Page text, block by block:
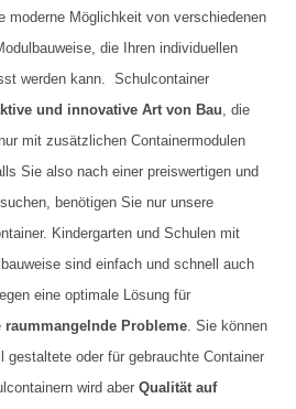
moderne Möglichkeit von verschiedenen
die Ihren individuellen
werden kann. Schulcontainer
und innovative Art von Bau, die
mit zusätzlichen Containermodulen
Sie also nach einer preiswertigen und
benötigen Sie nur unsere
Kindergarten und Schulen mit
sind einfach und schnell auch
eine optimale Lösung für
raummangelnde Probleme. Sie können
gestaltete oder für gebrauchte Container
wird aber Qualität auf